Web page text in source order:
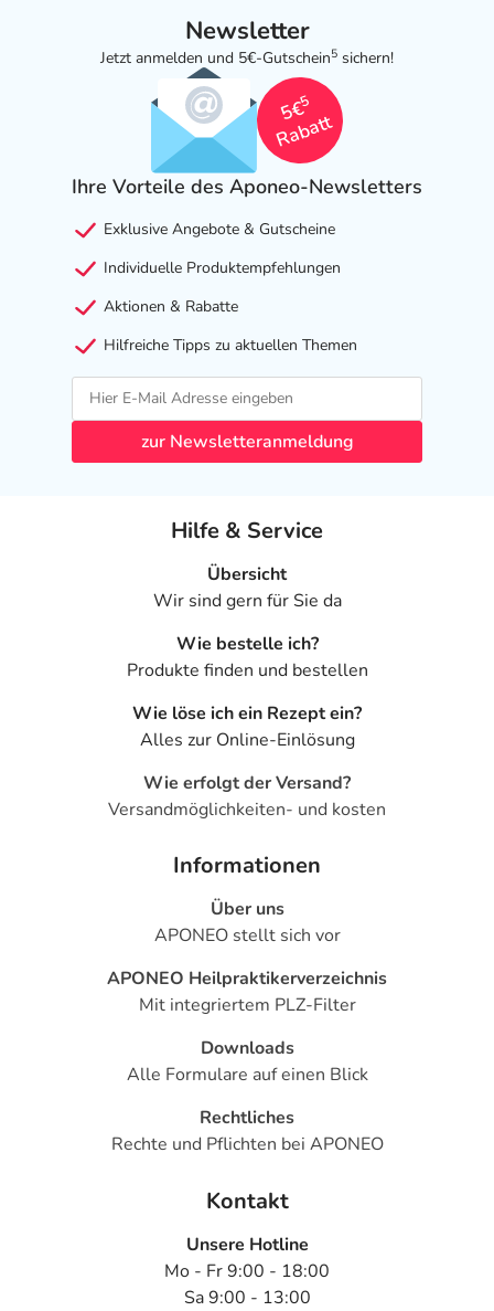
Newsletter
Jetzt anmelden und 5€-Gutschein5 sichern!
5€
5
Rabatt
Ihre Vorteile des Aponeo-Newsletters
Exklusive Angebote & Gutscheine
Individuelle Produktempfehlungen
Aktionen & Rabatte
Hilfreiche Tipps zu aktuellen Themen
zur Newsletteranmeldung
Hilfe & Service
Übersicht
Wir sind gern für Sie da
Wie bestelle ich?
Produkte finden und bestellen
Wie löse ich ein Rezept ein?
Alles zur Online-Einlösung
Wie erfolgt der Versand?
Versandmöglichkeiten- und kosten
Informationen
Über uns
APONEO stellt sich vor
APONEO Heilpraktikerverzeichnis
Mit integriertem PLZ-Filter
Downloads
Alle Formulare auf einen Blick
Rechtliches
Rechte und Pflichten bei APONEO
Kontakt
Unsere Hotline
Mo - Fr 9:00 - 18:00
Sa 9:00 - 13:00